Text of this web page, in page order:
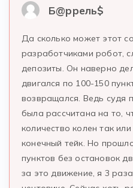
Б@ррель$
Да сколько может этот
разработчиками робот,
депозиты. Он наверно
двигался по 100-150
возвращался. Ведь судя
была рассчитана на то,
количество колен так
конечный тейк. Но
пунктов без остановок
за это движение, я 3